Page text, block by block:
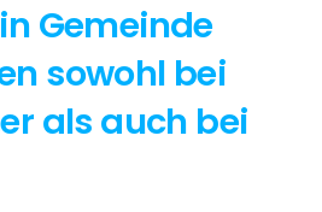
Gemeinde
sowohl bei
als auch bei